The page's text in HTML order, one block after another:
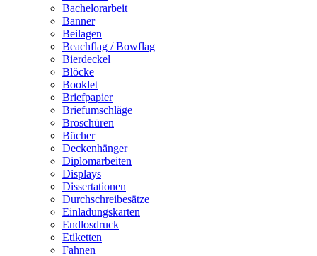
Bachelorarbeit
Banner
Beilagen
Beachflag / Bowflag
Bierdeckel
Blöcke
Booklet
Briefpapier
Briefumschläge
Broschüren
Bücher
Deckenhänger
Diplomarbeiten
Displays
Dissertationen
Durchschreibesätze
Einladungskarten
Endlosdruck
Etiketten
Fahnen